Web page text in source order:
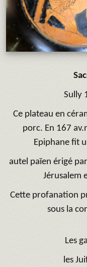
Sully
Ce plateau en
porc. En 167
Epiphane fit
autel païen érigé
Jérusalem
Cette profanation
sous la
Les
les